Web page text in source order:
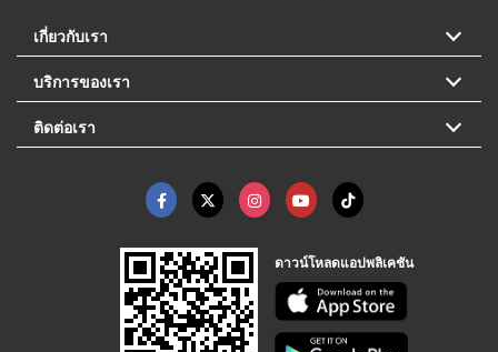
เกี่ยวกับเรา
บริการของเรา
ติดต่อเรา
ดาวน์โหลดแอปพลิเคชัน